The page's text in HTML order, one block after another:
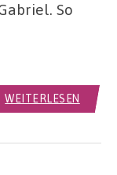
So
WEITERLESEN